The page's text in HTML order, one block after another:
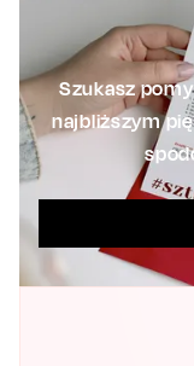
Szukasz
najbliższym